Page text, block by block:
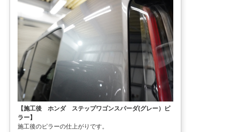
【施工後 ホンダ ステップワゴンスパーダ(グレー）ピ
ラー】
施工後のピラーの仕上がりです。